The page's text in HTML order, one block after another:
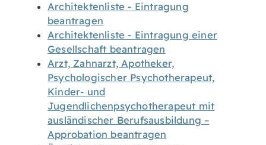
Architektenliste - Eintragung
beantragen
Architektenliste - Eintragung einer
Gesellschaft beantragen
Arzt, Zahnarzt, Apotheker,
Psychologischer Psychotherapeut,
Kinder- und
Jugendlichenpsychotherapeut mit
ausländischer Berufsausbildung –
Approbation beantragen